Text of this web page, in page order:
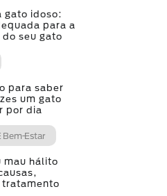
gato idoso:
para a
seu gato
para saber
um gato
por dia
Bem-Estar
mau hálito
tratamento